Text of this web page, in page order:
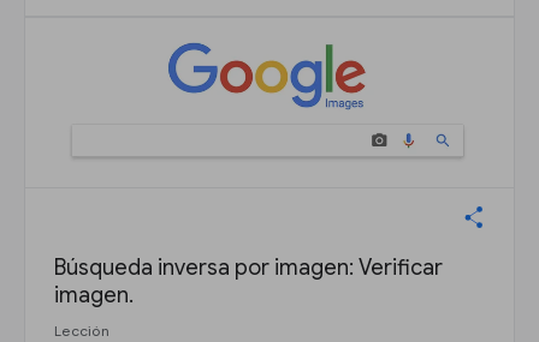
Búsqueda inversa por imagen: Verificar
imagen.
Lección